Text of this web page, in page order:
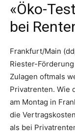
«Öko-
bei
Frankfurt/Main
Riester-
Zulagen oftmals
Privatrenten. Wie
am Montag in
die
als bei